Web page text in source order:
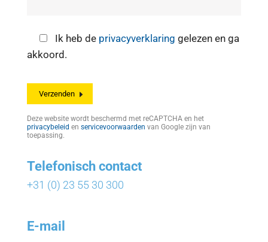
Ik heb de privacyverklaring gelezen en ga
akkoord.
Deze website wordt beschermd met reCAPTCHA en het
privacybeleid en servicevoorwaarden van Google zijn van
toepassing.
Telefonisch contact
+31 (0) 23 55 30 300
E-mail